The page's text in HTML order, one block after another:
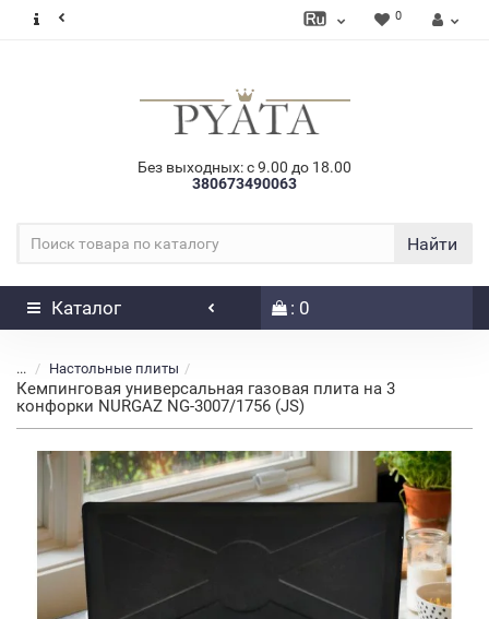
0
Без выходных: с 9.00 до 18.00
380673490063
Найти
Каталог : 0
... Настольные плиты
Кемпинговая универсальная газовая плита на 3
конфорки NURGAZ NG-3007/1756 (JS)